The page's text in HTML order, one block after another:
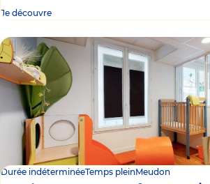
Je découvre
Durée indéterminéeTemps pleinMeudon